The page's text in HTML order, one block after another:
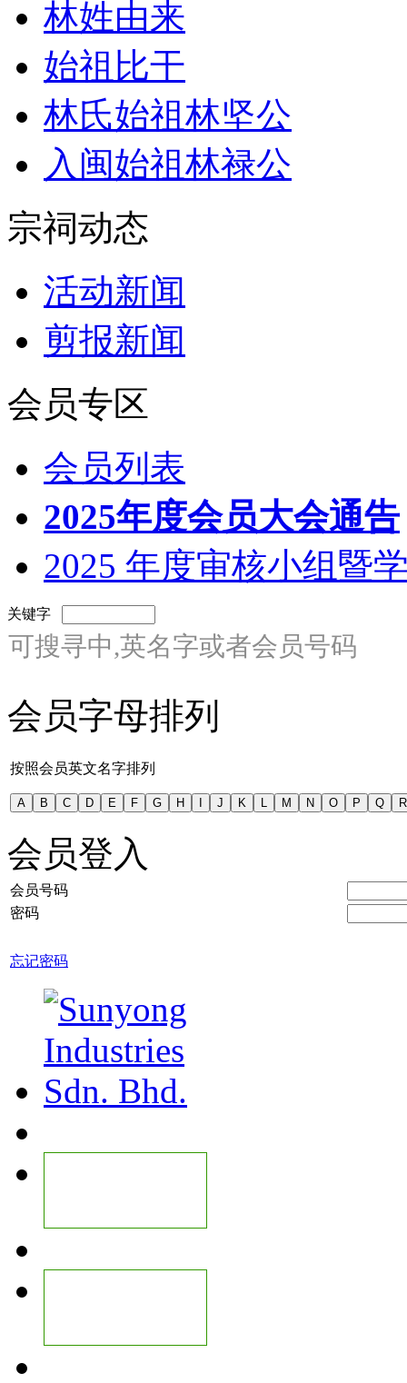
林姓由来
始祖比干
林氏始祖林坚公
入闽始祖林禄公
宗祠动态
活动新闻
剪报新闻
会员专区
会员列表
2025年度会员大会通告
2025 年度审核小组暨
关键字
可搜寻中,英名字或者会员号码
会员字母排列
按照会员英文名字排列
会员登入
会员号码
密码
忘记密码